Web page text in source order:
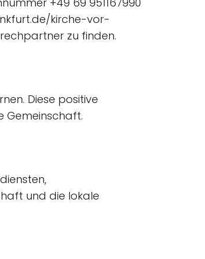
kirche-vor-
zu finden.
Diese positive
Gemeinschaft.
und die lokale